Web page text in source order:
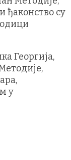
ђаконство су
Георгија,
у